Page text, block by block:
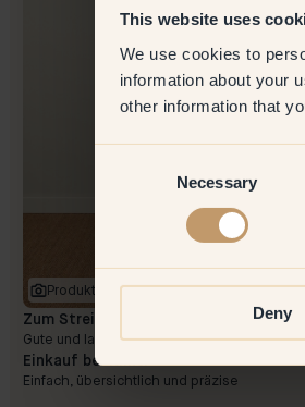
This website uses
We use cookies to
information about your
other information that
Necessary
Deny
Produktbild
Zum Streichen mit: 130 — Ladybug
Gute und langlebige Farbe
Einkauf bei Klint:
Einfach, übersichtlich und präzise